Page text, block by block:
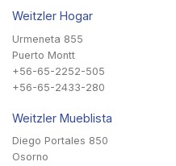
Weitzler Hogar
Urmeneta 855
Puerto Montt
+56-65-2252-505
+56-65-2433-280
Weitzler Mueblista
Diego Portales 850
Osorno